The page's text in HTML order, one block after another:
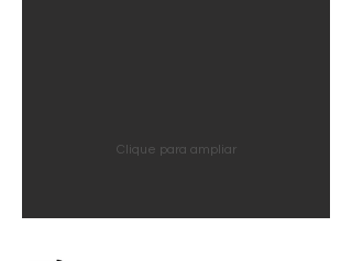
Clique para ampliar